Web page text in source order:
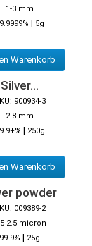
1-3 mm
| 5g
Warenkorb
Silver...
900934-3
2-8 mm
| 250g
Warenkorb
powder
009389-2
2.5 micron
99.9% | 25g